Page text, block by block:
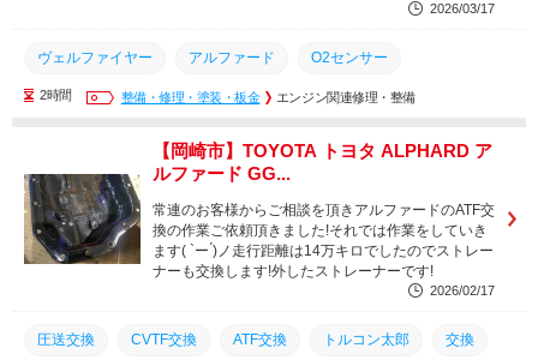
2026/03/17
ヴェルファイヤー アルファード O2センサー
保険レッカー レッカー 交換 点検 修理
豊橋市 豊川市 西尾市
蒲郡市 刈谷市 岡崎市 三河エリア
2時間 整備・修理・塗装・板金 エンジン関連修理・整備
【岡崎市】TOYOTA トヨタ ALPHARD ア
ルファード GG...
常連のお客様からご相談を頂きアルファードのATF交
換の作業ご依頼頂きました!それでは作業をしていき
ます( `ー ́)ノ走行距離は14万キロでしたのでストレー
ナーも交換します!外したストレーナーです!
2026/02/17
圧送交換 CVTF交換 ATF交換 トルコン太郎 交換